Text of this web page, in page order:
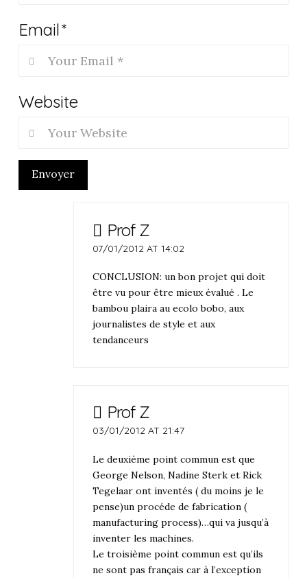
Email*
Website
Envoyer
Prof Z
07/01/2012 AT 14:02
CONCLUSION: un bon projet qui doit
être vu pour être mieux évalué . Le
bambou plaira au ecolo bobo, aux
journalistes de style et aux
tendanceurs
Prof Z
03/01/2012 AT 21:47
Le deuxième point commun est que
George Nelson, Nadine Sterk et Rick
Tegelaar ont inventés ( du moins je le
pense)un procéde de fabrication (
manufacturing process)…qui va jusqu’à
inventer les machines.
Le troisième point commun est qu’ils
ne sont pas français car à l’exception